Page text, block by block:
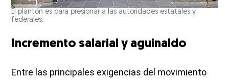
El plantón es para presionar a las autoridades estatales y
federales.
Incremento salarial y aguinaldo
Entre las principales exigencias del movimiento